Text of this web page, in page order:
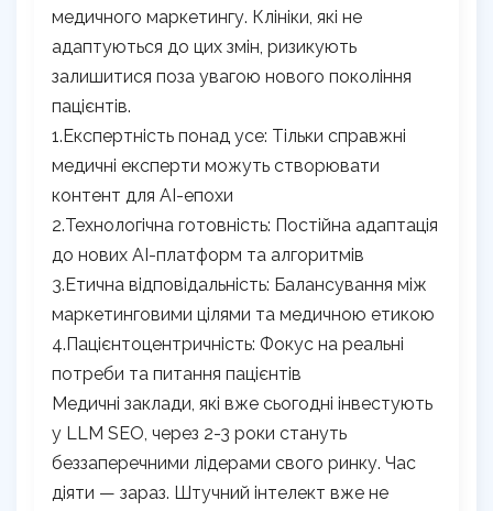
медичного маркетингу. Клініки, які не
адаптуються до цих змін, ризикують
залишитися поза увагою нового покоління
пацієнтів.
1.Експертність понад усе: Тільки справжні
медичні експерти можуть створювати
контент для AI-епохи
2.Технологічна готовність: Постійна адаптація
до нових AI-платформ та алгоритмів
3.Етична відповідальність: Балансування між
маркетинговими цілями та медичною етикою
4.Пацієнтоцентричність: Фокус на реальні
потреби та питання пацієнтів
Медичні заклади, які вже сьогодні інвестують
у LLM SEO, через 2-3 роки стануть
беззаперечними лідерами свого ринку. Час
діяти — зараз. Штучний інтелект вже не